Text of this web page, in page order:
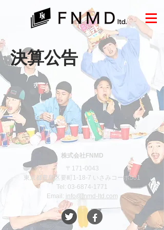
​決算公告
株式会社FNMD
〒171-0043​
​東京都豊島区要町1-18-7 いさみコーポ501
Tel: 03-6874-1771
Email: info@fnmd-ltd.com